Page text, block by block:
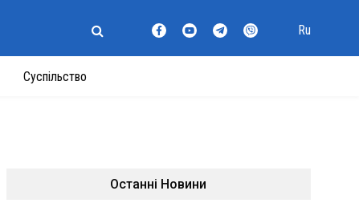
Суспільство
Ru
Останні Новини